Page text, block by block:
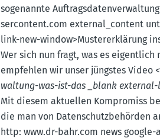
sogenannte
ser­content.​com exter­nal_­content
link-new-window>Muster­er­klärung
Wer sich nun fragt, was es
empfehlen wir unser jüngstes Video
waltung-was-ist-das _blank
Mit diesem aktuellen Kompromiss
die man von Daten­schutz­be­hörden
http: www.​dr-​bahr.​com news